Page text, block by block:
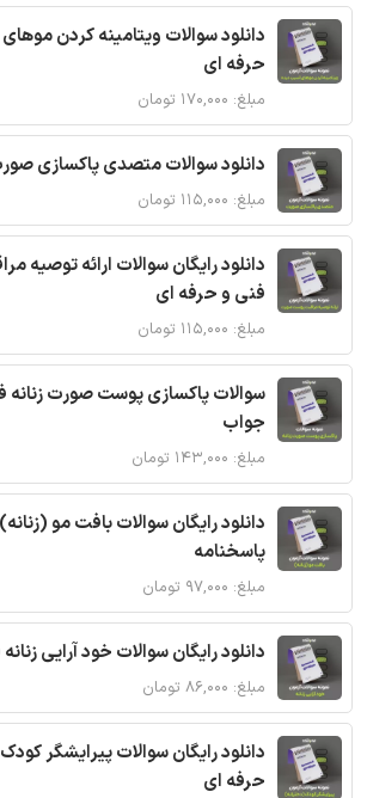
دانلود سوالات ویتامینه کردن
حرفه ای
مبلغ: ۱۷۰,۰۰۰ تومان
دانلود سوالات متصدی پاکسازی
مبلغ: ۱۱۵,۰۰۰ تومان
دانلود رایگان سوالات ارائه
فنی و حرفه ای
مبلغ: ۱۱۵,۰۰۰ تومان
سوالات پاکسازی پوست صورت زنانه
جواب
مبلغ: ۱۴۳,۰۰۰ تومان
دانلود رایگان سوالات بافت مو
پاسخنامه
مبلغ: ۹۷,۰۰۰ تومان
دانلود رایگان سوالات خود آرایی
مبلغ: ۸۶,۰۰۰ تومان
دانلود رایگان سوالات پیرایشگر
حرفه ای